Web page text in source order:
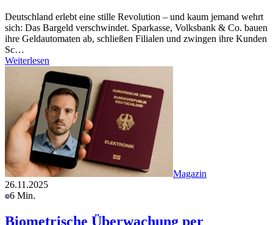
Deutschland erlebt eine stille Revolution – und kaum jemand wehrt
sich: Das Bargeld verschwindet. Sparkasse, Volksbank & Co. bauen
ihre Geldautomaten ab, schließen Filialen und zwingen ihre Kunden
Sc…
Weiterlesen
Magazin
26.11.2025
6 Min.
Biometrische Überwachung per